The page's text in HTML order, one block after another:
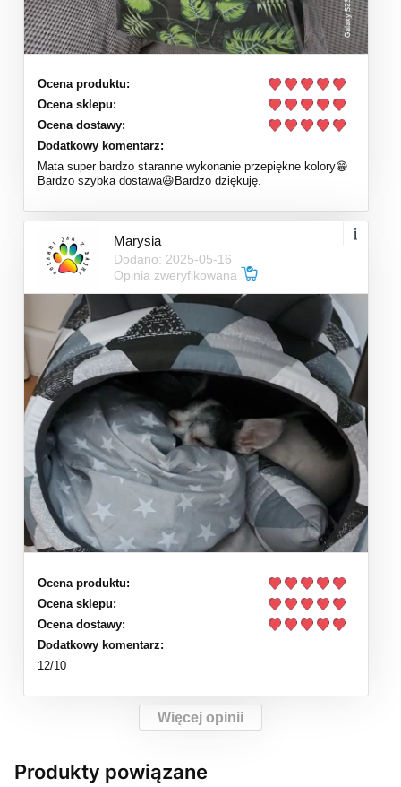
Ocena produktu:
Ocena sklepu:
Ocena dostawy:
Dodatkowy komentarz:
Mata super bardzo staranne wykonanie przepiękne kolory😁
Bardzo szybka dostawa😃Bardzo dziękuję.
Marysia
Dodano: 2025-05-16
Opinia zweryfikowana
Ocena produktu:
Ocena sklepu:
Ocena dostawy:
Dodatkowy komentarz:
12/10
Więcej opinii
Produkty powiązane